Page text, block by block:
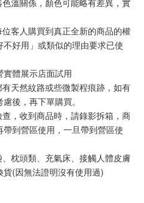
溫關係，顏色可能略有差異，實
客人購買到真正全新的商品的權
好用」或類似的理由要求已使
體展示店面試用
天然紋路或些微製程痕跡，如有
後，再下單購買。
，收到商品時，請錄影拆箱，商
到營區使用，一旦帶到營區使
枕頭類、充氣床、接觸人體皮膚
(因無法證明沒有使用過)